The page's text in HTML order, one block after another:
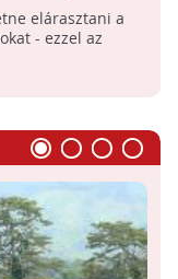
elárasztani a
- ezzel az